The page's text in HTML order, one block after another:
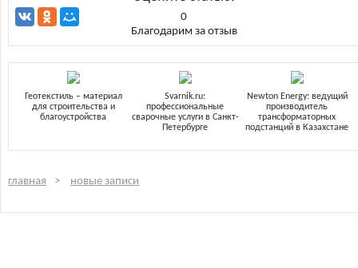
0
Благодарим за отзыв
Геотекстиль – материал
для строительства и
благоустройства
Svarnik.ru:
профессиональные
сварочные услуги в Санкт-
Петербурге
Newton Energy: ведущий
производитель
трансформаторных
подстанций в Казахстане
главная новые записи